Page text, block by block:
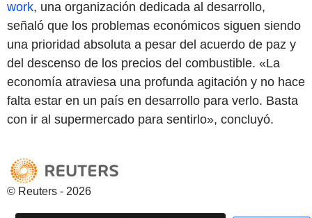
work, una organización dedicada al desarrollo,
señaló que los problemas económicos siguen siendo
una prioridad absoluta a pesar del acuerdo de paz y
del descenso de los precios del combustible. «La
economía atraviesa una profunda agitación y no hace
falta estar en un país en desarrollo para verlo. Basta
con ir al supermercado para sentirlo», concluyó.
© Reuters - 2026